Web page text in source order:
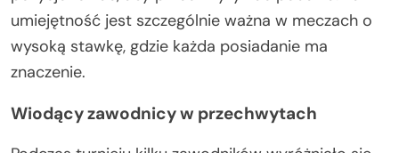
umiejętność jest szczególnie ważna w meczach o
wysoką stawkę, gdzie każda posiadanie ma
znaczenie.
Wiodący zawodnicy w przechwytach